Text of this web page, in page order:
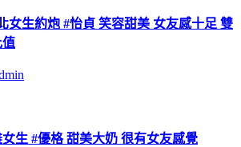
女生約炮 #怡貞 笑容甜美 女友感十足 雙
值
女生 #優格 甜美大奶 很有女友感覺